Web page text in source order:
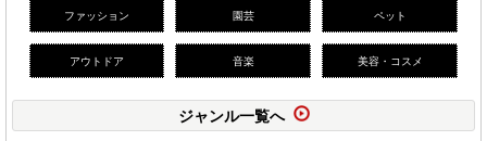
ファッション 園芸 ペット
アウトドア 音楽 美容・コスメ
ジャンル一覧へ